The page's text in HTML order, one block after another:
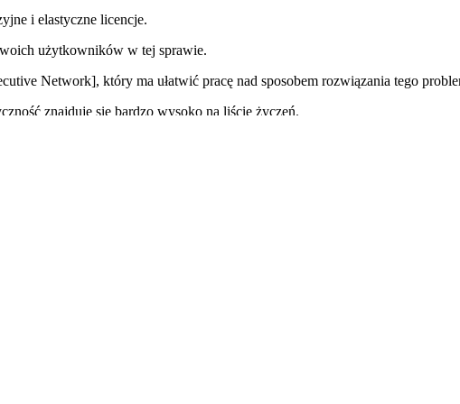
i elastyczne licencje.
użytkowników w tej sprawie.
Network], który ma ułatwić pracę nad sposobem rozwiązania tego
znajduje się bardzo wysoko na liście życzeń.